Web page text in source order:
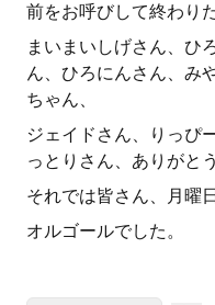
前をお呼びして終わり
まいまいしげさん、ひ
ん、ひろにんさん、み
ちゃん、
ジェイドさん、りっぴ
っとりさん、ありがと
それでは皆さん、月曜
オルゴールでした。